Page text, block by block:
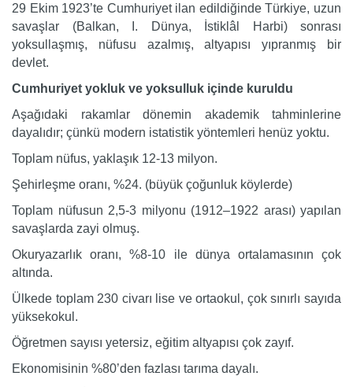
29 Ekim 1923’te Cumhuriyet ilan edildiğinde Türkiye, uzun
savaşlar (Balkan, I. Dünya, İstiklâl Harbi) sonrası
yoksullaşmış, nüfusu azalmış, altyapısı yıpranmış bir
devlet.
Cumhuriyet yokluk ve yoksulluk içinde kuruldu
Aşağıdaki rakamlar dönemin akademik tahminlerine
dayalıdır; çünkü modern istatistik yöntemleri henüz yoktu.
Toplam nüfus, yaklaşık 12-13 milyon.
Şehirleşme oranı, %24. (büyük çoğunluk köylerde)
Toplam nüfusun 2,5-3 milyonu (1912–1922 arası) yapılan
savaşlarda zayi olmuş.
Okuryazarlık oranı, %8-10 ile dünya ortalamasının çok
altında.
Ülkede toplam 230 civarı lise ve ortaokul, çok sınırlı sayıda
yüksekokul.
Öğretmen sayısı yetersiz, eğitim altyapısı çok zayıf.
Ekonomisinin %80’den fazlası tarıma dayalı.